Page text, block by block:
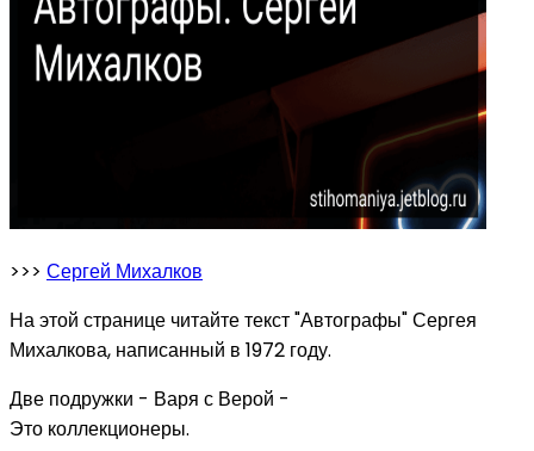
>>> Сергей Михалков
На этой странице читайте текст "Автографы" Сергея
Михалкова, написанный в 1972 году.
Две подружки - Варя с Верой -
Это коллекционеры.